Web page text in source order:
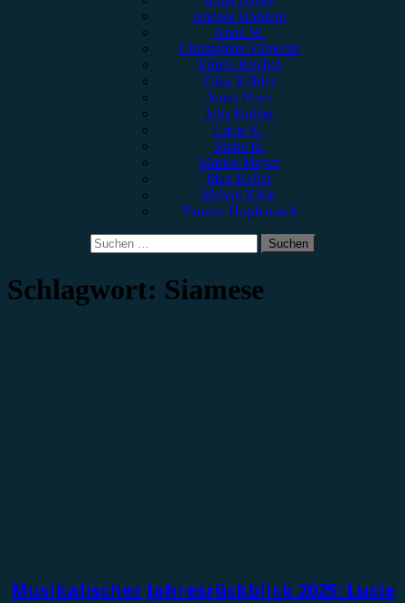
Andrea Holstein
Anna W.
Christopher Filipecki
Emilia Knebel
Gina Köhler
Jonas Horn
Julia Köhler
Lucie K.
Marie H.
Marius Meyer
Max Keller
Melvin Klein
Yvonne Hopfensack
Suchen
nach:
Schlagwort: Siamese
Musikalischer Jahresrückblick 2025: Lucie